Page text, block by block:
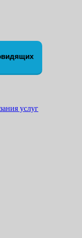
услуг